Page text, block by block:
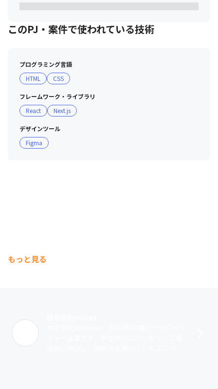
このPJ・案件で使われている技術
プログラミング言語
HTML
CSS
フレームワーク・ライブラリ
React
Next.js
デザインツール
Figma
もっと見る